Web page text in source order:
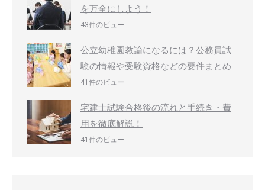
を万全にしよう！
43件のビュー
公立幼稚園教諭になるには？公務員試
験の情報や受験資格などの要件まとめ
41件のビュー
宅建士試験合格後の流れと手続き・費
用を徹底解説！
41件のビュー